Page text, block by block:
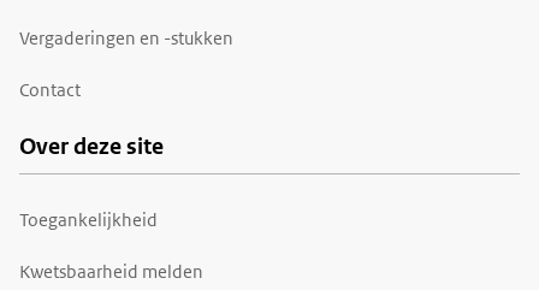
Vergaderingen en -stukken
Contact
Over deze site
Toegankelijkheid
Kwetsbaarheid melden